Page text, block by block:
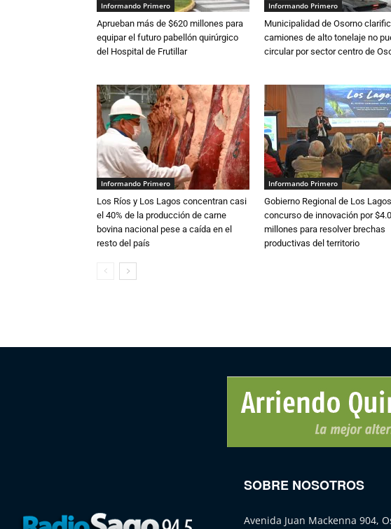
Informando Primero
Aprueban más de $620 millones para
equipar el futuro pabellón quirúrgico
del Hospital de Frutillar
Informando Primero
Municipalidad de Osorno
camiones de alto tonelaje no
circular por sector centro de
Informando Primero
Los Ríos y Los Lagos concentran casi
el 40% de la producción de carne
bovina nacional pese a caída en el
resto del país
Informando Primero
Gobierno Regional de Los
concurso de innovación por
millones para resolver brechas
productivas del territorio
SOBRE NOSOTROS
Avenida Juan Mackenna 904,